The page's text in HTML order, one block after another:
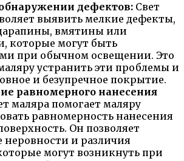
дефектов: Свет
выявить мелкие дефекты,
вмятины или
которые могут быть
при обычном освещении. Это
устранить эти проблемы и
и безупречное покрытие.
равномерного нанесения
маляра помогает маляру
равномерность нанесения
Он позволяет
неровности и различия
могут возникнуть при